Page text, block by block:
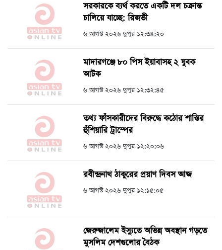
সরকারকে ব্যর্থ করতে একটি দল চক্রান্ত
চালিয়ে যাচ্ছে: রিজভী
৬ আগস্ট ২০২৬ দুপুর ১২:৩৪:২০
মাদারগঞ্জে ৮০ পিস ইয়াবাসহ ২ যুবক
আটক
৬ আগস্ট ২০২৬ দুপুর ১২:৩২:৪৫
তথ্য ফাঁসকারীদের বিরুদ্ধে কঠোর শাস্তির
হুঁশিয়ারি ট্রাম্পের
৬ আগস্ট ২০২৬ দুপুর ১২:২০:০৬
রবীন্দ্রনাথ ঠাকুরের প্রয়াণ দিবস আজ
৬ আগস্ট ২০২৬ দুপুর ১২:১৫:০৫
জেরুজালেম ইস্যুতে অভিন্ন অবস্থান গড়তে
মুসলিম দেশগুলোর বৈঠক